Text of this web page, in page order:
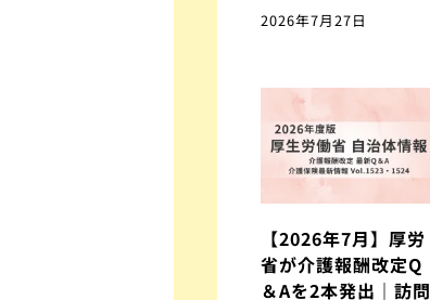
2026年7月27日
【2026年7月】厚労
省が介護報酬改定Q
＆Aを2本発出｜訪問